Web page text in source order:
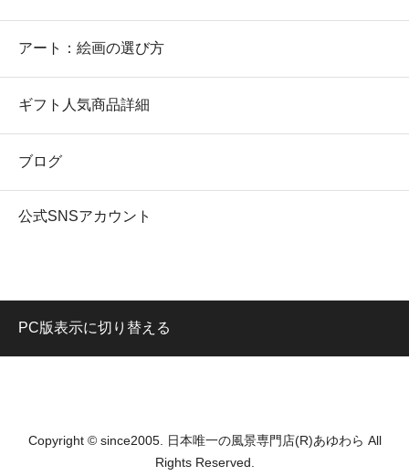
アート：絵画の選び方
ギフト人気商品詳細
ブログ
公式SNSアカウント
PC版表示に切り替える
Copyright © since2005. 日本唯一の風景専門店(R)あゆわら All
Rights Reserved.